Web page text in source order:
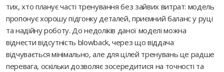
тих, хто планує часті тренування без зайвих витрат: модель
пропонує хорошу підгонку деталей, приємний баланс у руці
та надійну роботу. До недоліків даної моделі можна
віднести відсутність blowback, через що віддача
відчувається мінімально, але для цілей тренувань це радше
перевага, оскільки дозволяє зосередитися на точності та